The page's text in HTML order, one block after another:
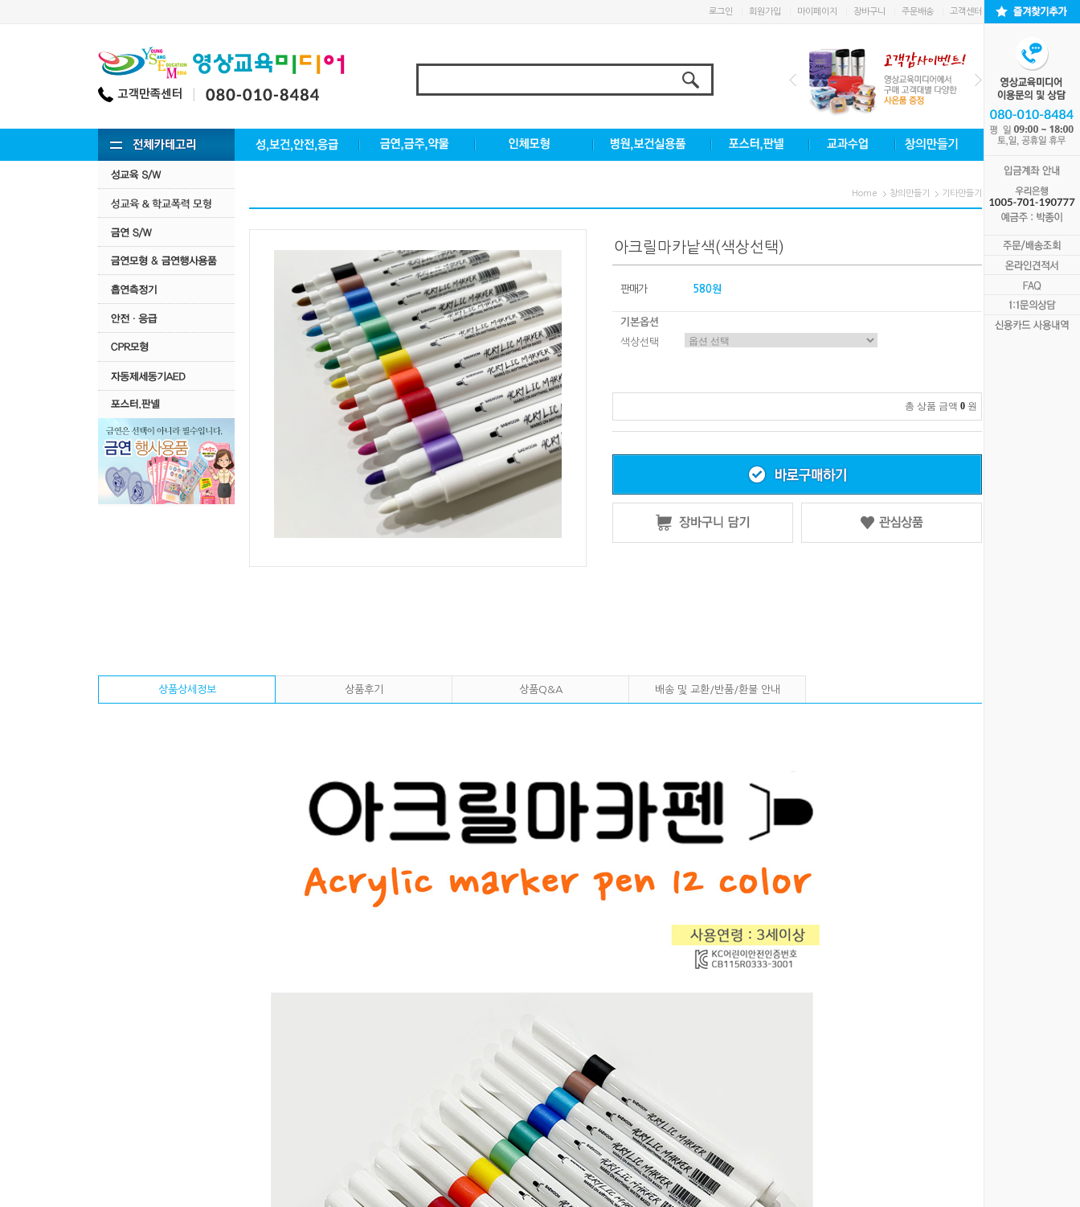
로그인 회원가입 마이페이지 장바구니 주문배송 고객센터
Home 창의만들기 기타만들기
아크릴마카낱색(색상선택)
판매가 580원
기본옵션
색상선택
총 상품 금액 0 원
상품상세정보 상품후기 상품Q&A 배송 및 교환/반품/환불 안내